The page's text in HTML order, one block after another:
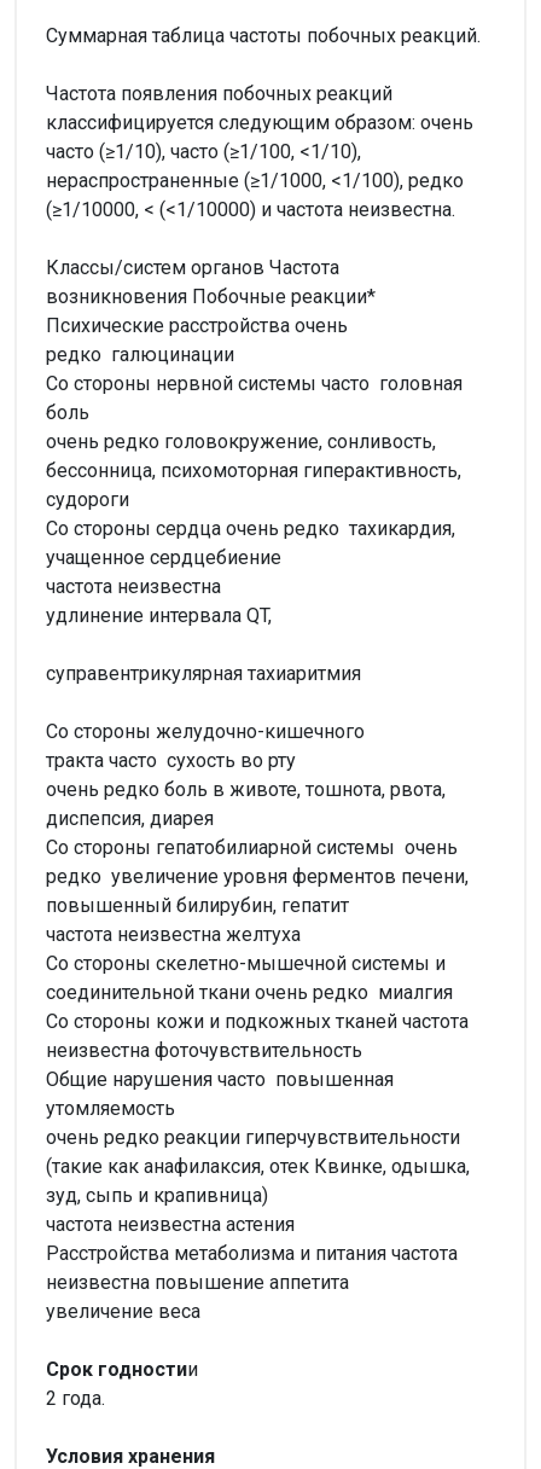
Суммарная таблица частоты побочных реакций.
Частота появления побочных реакций
классифицируется следующим образом: очень
часто (≥1/10), часто (≥1/100, <1/10),
нераспространенные (≥1/1000, <1/100), редко
(≥1/10000, < (<1/10000) и частота неизвестна.
Классы/систем органов Частота
возникновения Побочные реакции*
Психические расстройства очень
редко галюцинации
Со стороны нервной системы часто головная
боль
очень редко головокружение, сонливость,
бессонница, психомоторная гиперактивность,
судороги
Со стороны сердца очень редко тахикардия,
учащенное сердцебиение
частота неизвестна
удлинение интервала QT,
суправентрикулярная тахиаритмия
Со стороны желудочно-кишечного
тракта часто сухость во рту
очень редко боль в животе, тошнота, рвота,
диспепсия, диарея
Со стороны гепатобилиарной системы очень
редко увеличение уровня ферментов печени,
повышенный билирубин, гепатит
частота неизвестна желтуха
Со стороны скелетно-мышечной системы и
соединительной ткани очень редко миалгия
Со стороны кожи и подкожных тканей частота
неизвестна фоточувствительность
Общие нарушения часто повышенная
утомляемость
очень редко реакции гиперчувствительности
(такие как анафилаксия, отек Квинке, одышка,
зуд, сыпь и крапивница)
частота неизвестна астения
Расстройства метаболизма и питания частота
неизвестна повышение аппетита
увеличение веса
Срок годностии
2 года.
Условия хранения